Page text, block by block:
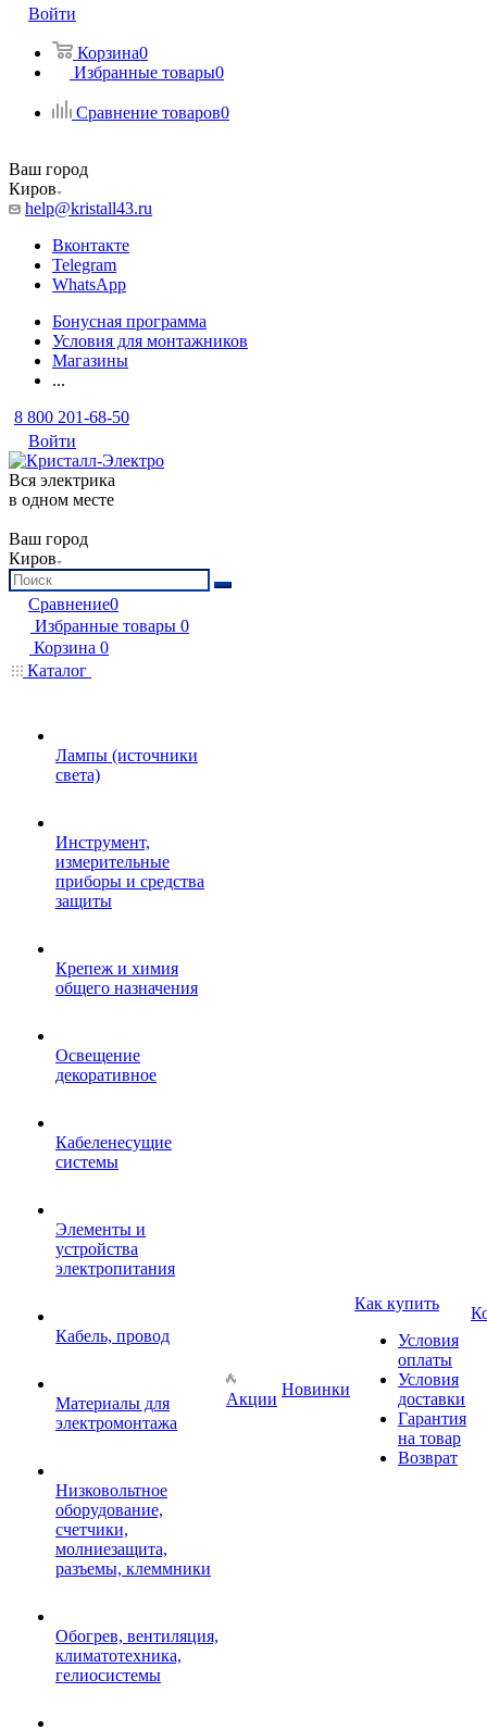
Войти
Корзина0
Избранные товары0
Сравнение товаров0
Ваш город
Киров
help@kristall43.ru
Вконтакте
Telegram
WhatsApp
Бонусная программа
Условия для монтажников
Магазины
...
8 800 201-68-50
Войти
Вся электрика
в одном месте
Ваш город
Киров
Сравнение0
Избранные товары 0
Корзина 0
Каталог
Лампы (источники
света)
Инструмент,
измерительные
приборы и средства
защиты
Крепеж и химия
общего назначения
Освещение
декоративное
Кабеленесущие
системы
Элементы и
устройства
электропитания
Кабель, провод
Материалы для
электромонтажа
Низковольтное
оборудование,
счетчики,
молниезащита,
разъемы, клеммники
Обогрев, вентиляция,
климатотехника,
гелиосистемы
Акции
Новинки
Как купить
Условия
оплаты
Условия
доставки
Гарантия
на товар
Возврат